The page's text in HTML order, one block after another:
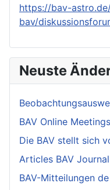
https://bav-
bav/
Neuste
BAV Online Meetings
Die BAV stellt sich
Articles BAV Journal
BAV-Mitteilungen de